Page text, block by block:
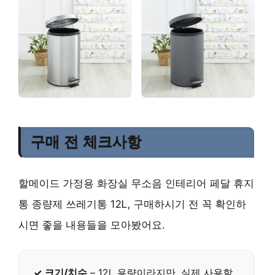
구매 전 체크사항
할메이드 가정용 화장실 무소음 인테리어 페달 휴지
통 종량제 쓰레기통 12L, 구매하시기 전 꼭 확인하
시면 좋을 내용들을 모아봤어요.
✓ 크기/치수 – 12L 용량이라지만, 실제 사용할